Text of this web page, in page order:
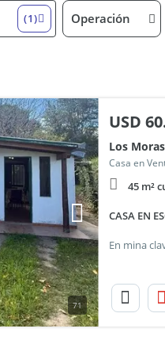
(1) Operación
71
USD
Los Moras
Casa en
45 m²
CASA EN